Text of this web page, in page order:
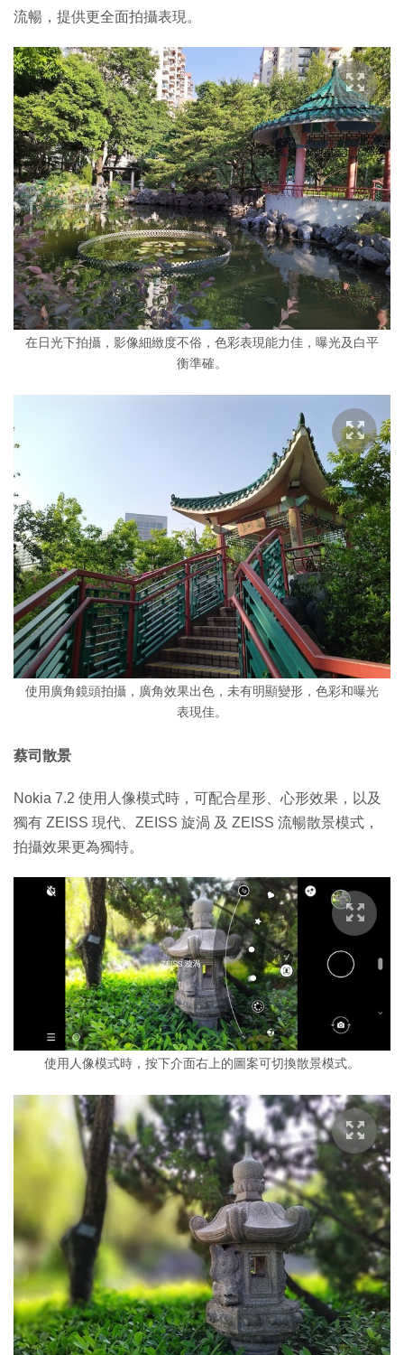
流暢，提供更全面拍攝表現。
在日光下拍攝，影像細緻度不俗，色彩表現能力佳，曝光及白平
衡準確。
使用廣角鏡頭拍攝，廣角效果出色，未有明顯變形，色彩和曝光
表現佳。
蔡司散景
Nokia 7.2 使用人像模式時，可配合星形、心形效果，以及
獨有 ZEISS 現代、ZEISS 旋渦 及 ZEISS 流暢散景模式，
拍攝效果更為獨特。
使用人像模式時，按下介面右上的圖案可切換散景模式。